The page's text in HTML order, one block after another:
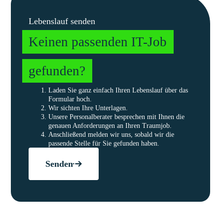
Lebenslauf senden
Keinen passenden IT-Job
gefunden?
Laden Sie ganz einfach Ihren Lebenslauf über das
Formular hoch.
Wir sichten Ihre Unterlagen.
Unsere Personalberater besprechen mit Ihnen die
genauen Anforderungen an Ihren Traumjob.
Anschließend melden wir uns, sobald wir die
passende Stelle für Sie gefunden haben.
Senden